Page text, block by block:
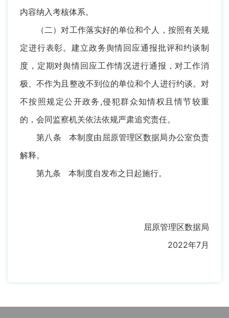
内容纳入考核体系。
（二）对工作落实好的单位和个人，按照有关规
定进行表彰。建立政务舆情回应通报批评和约谈制
度，定期对舆情回应工作情况进行通报，对工作消
极、不作为且整改不到位的单位和个人进行约谈。对
不按照规定公开政务,侵犯群众知情权且情节较重
的，会同监察机关依法依规严肃追究责任。
第八条 本制度由屈原管理区数据局办公室负责
解释。
第九条 本制度自发布之日起施行。
屈原管理区数据局
2022年7月